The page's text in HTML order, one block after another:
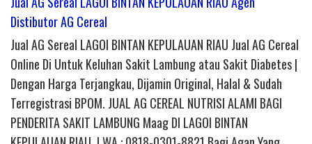
Distibutor AG Cereal
Jual AG Sereal LAGOI BINTAN KEPULAUAN RIAU Jual AG Cereal
Online Di Untuk Keluhan Sakit Lambung atau Sakit Diabetes |
Dengan Harga Terjangkau, Dijamin Original, Halal & Sudah
Terregistrasi BPOM. JUAL AG CEREAL NUTRISI ALAMI BAGI
PENDERITA SAKIT LAMBUNG Maag DI LAGOI BINTAN